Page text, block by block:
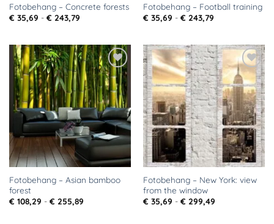
Fotobehang – Concrete forests
€ 35,69 - € 243,79Prijsklasse:
Fotobehang – Football training
€ 35,69 - € 243,79Prijsklasse:
Toevoegen
aan
verlanglijst
Fotobehang – Asian bamboo
forest
€ 108,29 - € 255,89Prijsklasse:
Toevoegen
aan
verlanglijst
Fotobehang – New York: view
from the window
€ 35,69 - € 299,49Prijsklasse: